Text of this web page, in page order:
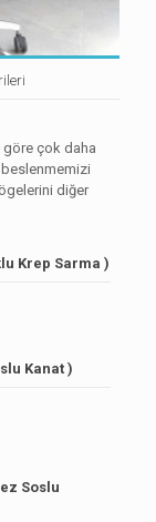
göre çok daha
diğer
Krep Sarma )
Kanat )
Soslu